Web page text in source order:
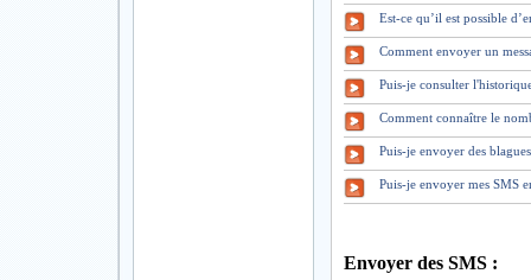
Est-ce qu’il est possible
Comment envoyer un
Puis-je consulter
Comment connaître le
Puis-je envoyer des
Puis-je envoyer mes SMS
Envoyer des SMS :